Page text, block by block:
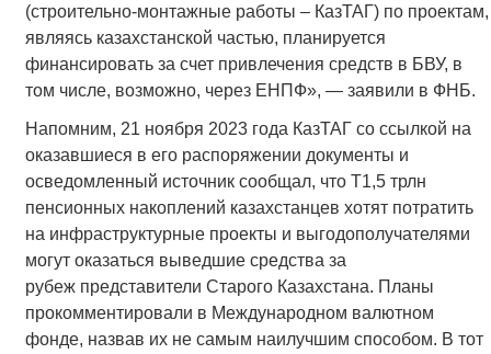
(строительно-монтажные работы – КазТАГ) по проектам,
являясь казахстанской частью, планируется
финансировать за счет привлечения средств в БВУ, в
том числе, возможно, через ЕНПФ», — заявили в ФНБ.
Напомним, 21 ноября 2023 года КазТАГ со ссылкой на
оказавшиеся в его распоряжении документы и
осведомленный источник сообщал, что Т1,5 трлн
пенсионных накоплений казахстанцев хотят потратить
на инфраструктурные проекты и выгодополучателями
могут оказаться выведшие средства за
рубеж представители Старого Казахстана. Планы
прокомментировали в Международном валютном
фонде, назвав их не самым наилучшим способом. В тот